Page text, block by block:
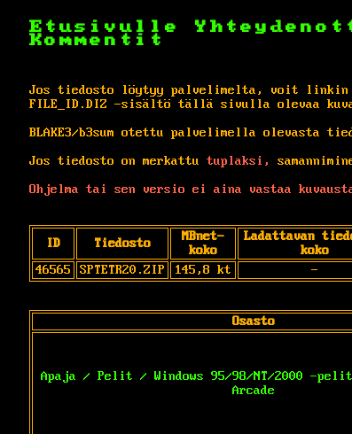
Etusivulle
Kommentit
Jos tiedosto löytyy palvelimelta, voit linkin
FILE_ID.DIZ -sisältö tällä sivulla olevaa
BLAKE3/b3sum otettu palvelimella olevasta
Jos tiedosto on merkattu tuplaksi,
Ohjelma tai sen versio ei aina vastaa
ID Tiedosto
MBnet-
koko
Ladattavan
koko
46565
SPTETR20.ZIP 145,8 kt -
Osasto
Apaja / Pelit / Windows 95/98/NT/2000 -
Arcade